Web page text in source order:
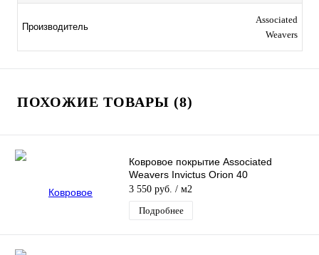
Производитель
Associated
Weavers
ПОХОЖИЕ ТОВАРЫ (8)
Ковровое покрытие Associated
Weavers Invictus Orion 40
3 550 руб. / м2
Подробнее